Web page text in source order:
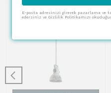
E-posta adresinizi girerek pazarlama ve
edersiniz ve Gizlilik Politikamızı